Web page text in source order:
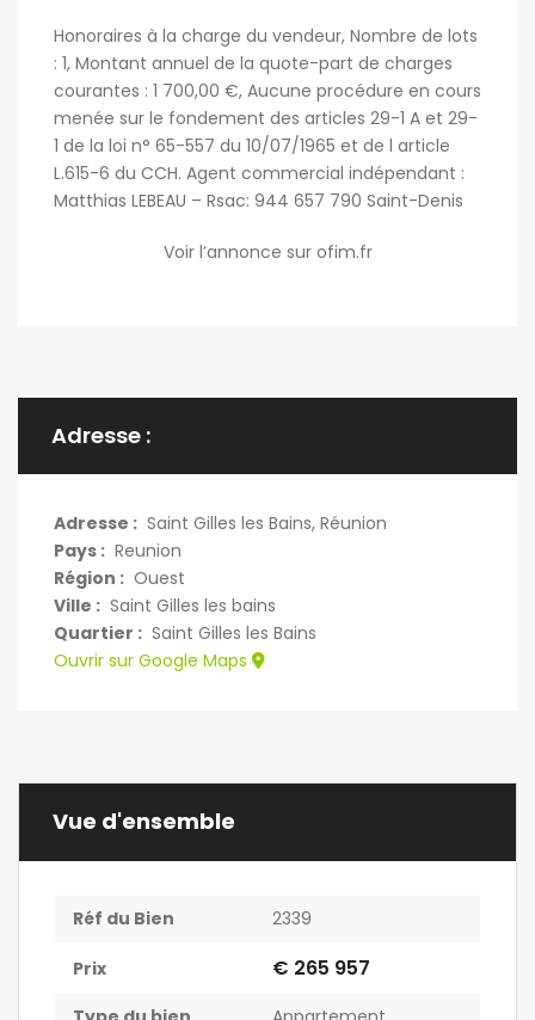
Honoraires à la charge du vendeur, Nombre de lots
: 1, Montant annuel de la quote-part de charges
courantes : 1 700,00 €, Aucune procédure en cours
menée sur le fondement des articles 29-1 A et 29-
1 de la loi n° 65-557 du 10/07/1965 et de l article
L.615-6 du CCH. Agent commercial indépendant :
Matthias LEBEAU – Rsac: 944 657 790 Saint-Denis
Voir l’annonce sur ofim.fr
Adresse :
Adresse : Saint Gilles les Bains, Réunion
Pays : Reunion
Région : Ouest
Ville : Saint Gilles les bains
Quartier : Saint Gilles les Bains
Ouvrir sur Google Maps
Vue d'ensemble
Réf du Bien 2339
Prix € 265 957